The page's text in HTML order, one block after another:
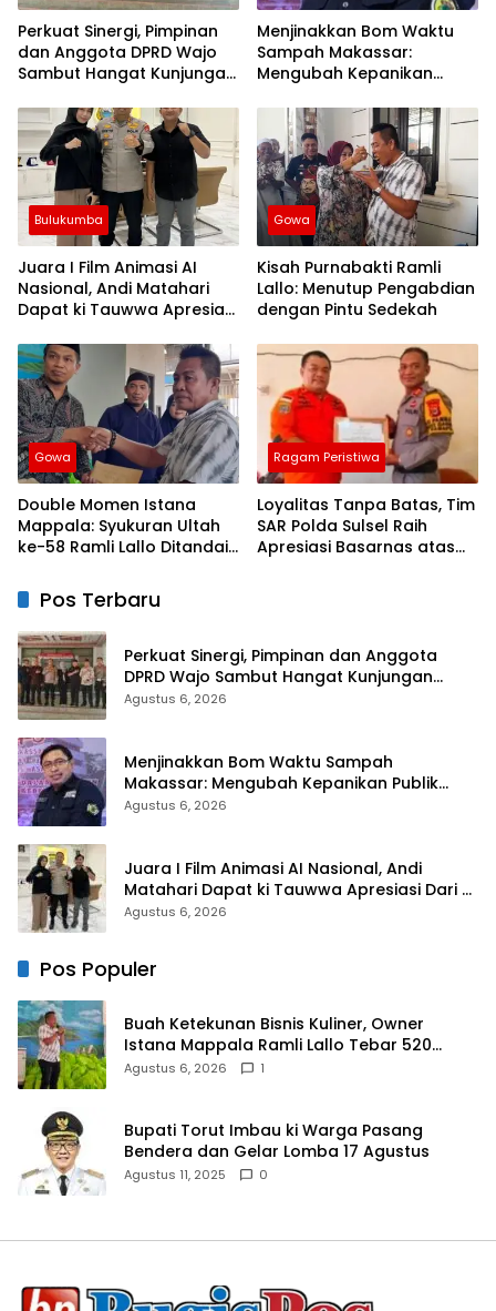
Perkuat Sinergi, Pimpinan
dan Anggota DPRD Wajo
Sambut Hangat Kunjungan
yang Baru
Menjinakkan Bom Waktu
Sampah Makassar:
Mengubah Kepanikan
Berbasis RT
Bulukumba
Juara I Film Animasi AI
Nasional, Andi Matahari
Dapat ki Tauwwa Apresiasi
Gowa
Kisah Purnabakti Ramli
Lallo: Menutup Pengabdian
dengan Pintu Sedekah
Gowa
Double Momen Istana
Mappala: Syukuran Ultah
ke-58 Ramli Lallo Ditandai
Ibadah
Ragam Peristiwa
Loyalitas Tanpa Batas, Tim
SAR Polda Sulsel Raih
Apresiasi Basarnas atas
Pos Terbaru
Perkuat Sinergi, Pimpinan dan Anggota
DPRD Wajo Sambut Hangat Kunjungan
Silaturahmi Kapolres Wajo yang Baru
Agustus 6, 2026
Menjinakkan Bom Waktu Sampah
Makassar: Mengubah Kepanikan Publik
Menjadi Revolusi Berbasis RT
Agustus 6, 2026
Juara I Film Animasi AI Nasional, Andi
Matahari Dapat ki Tauwwa Apresiasi Dari
Kapolres Bulukumba
Agustus 6, 2026
Pos Populer
Buah Ketekunan Bisnis Kuliner, Owner
Istana Mappala Ramli Lallo Tebar 520
Paket Sembako di Gowa
Agustus 6, 2026 1
Bupati Torut Imbau ki Warga Pasang
Bendera dan Gelar Lomba 17 Agustus
Agustus 11, 2025 0